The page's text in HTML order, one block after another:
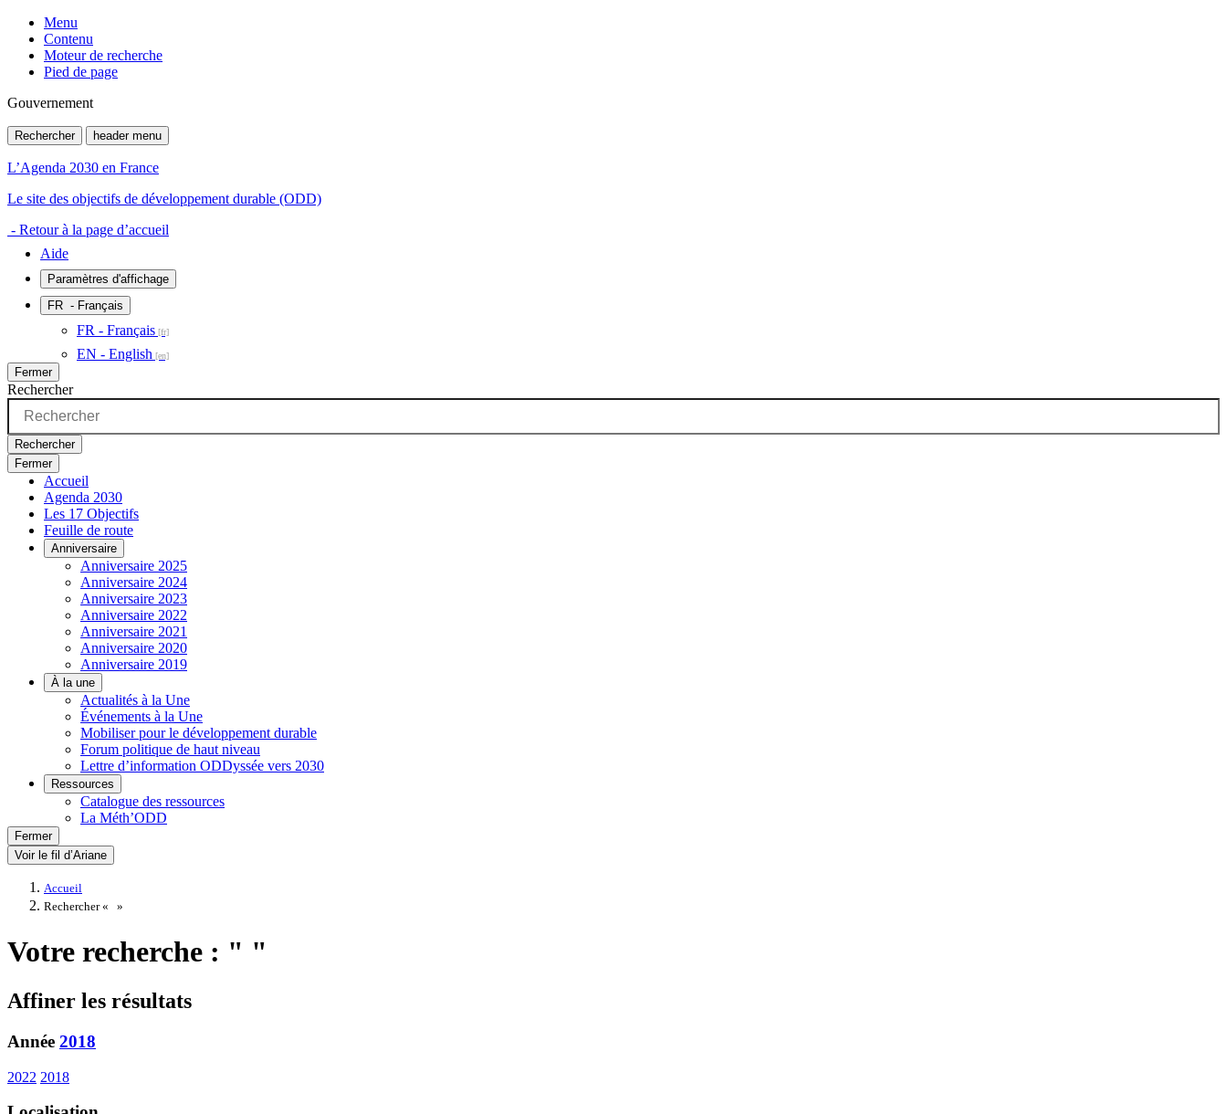
Menu
Contenu
Moteur de recherche
Pied de page
Gouvernement
Rechercher header menu
L’Agenda 2030 en France
Le site des objectifs de développement durable (ODD)
- Retour à la page d’accueil
Aide
Paramètres d'affichage
FR - Français
FR - Français
EN - English
Fermer
Rechercher
Rechercher
Fermer
Accueil
Agenda 2030
Les 17 Objectifs
Feuille de route
Anniversaire
Anniversaire 2025
Anniversaire 2024
Anniversaire 2023
Anniversaire 2022
Anniversaire 2021
Anniversaire 2020
Anniversaire 2019
À la une
Actualités à la Une
Événements à la Une
Mobiliser pour le développement durable
Forum politique de haut niveau
Lettre d’information ODDyssée vers 2030
Ressources
Catalogue des ressources
La Méth’ODD
Fermer
Voir le fil d’Ariane
Accueil
Rechercher «
»
Votre recherche : " "
Affiner les résultats
Année 2018
2022 2018